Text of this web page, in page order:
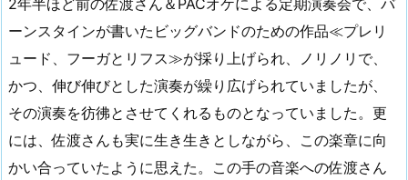
2年半ほど前の佐渡さん＆PACオケによる定期演奏会で、バ
ーンスタインが書いたビッグバンドのための作品≪プレリ
ュード、フーガとリフス≫が採り上げられ、ノリノリで、
かつ、伸び伸びとした演奏が繰り広げられていましたが、
その演奏を彷彿とさせてくれるものとなっていました。更
には、佐渡さんも実に生き生きとしながら、この楽章に向
かい合っていたように思えた。この手の音楽への佐渡さん